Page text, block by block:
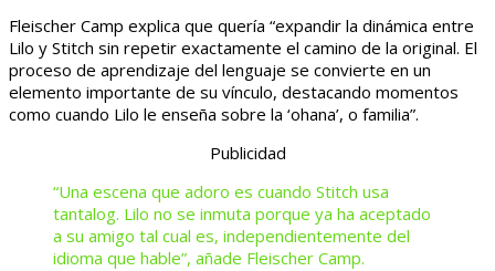
Fleischer Camp explica que quería “expandir la dinámica entre
Lilo y Stitch sin repetir exactamente el camino de la original. El
proceso de aprendizaje del lenguaje se convierte en un
elemento importante de su vínculo, destacando momentos
como cuando Lilo le enseña sobre la ‘ohana’, o familia”.
Publicidad
“Una escena que adoro es cuando Stitch usa
tantalog. Lilo no se inmuta porque ya ha aceptado
a su amigo tal cual es, independientemente del
idioma que hable”, añade Fleischer Camp.